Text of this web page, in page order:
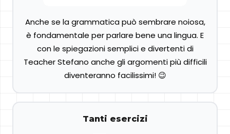
Anche se la grammatica può sembrare noiosa,
è fondamentale per parlare bene una lingua. E
con le spiegazioni semplici e divertenti di
Teacher Stefano anche gli argomenti più difficili
diventeranno facilissimi! 😉
Tanti esercizi